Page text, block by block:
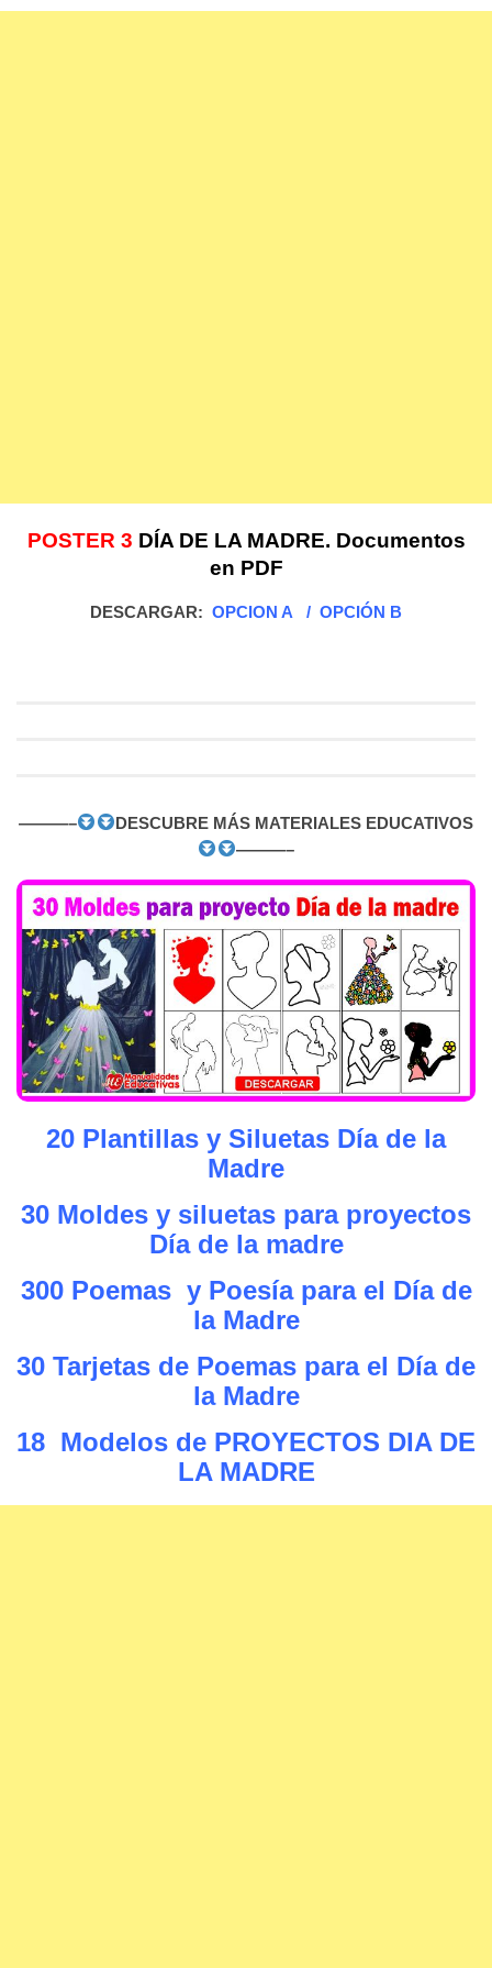
POSTER 3 DÍA DE LA MADRE. Documentos
en PDF
DESCARGAR: OPCION A / OPCIÓN B
———–
DESCUBRE MÁS MATERIALES EDUCATIVOS
———–
20 Plantillas y Siluetas Día de la
Madre
30 Moldes y siluetas para proyectos
Día de la madre
300 Poemas y Poesía para el Día de
la Madre
30 Tarjetas de Poemas para el Día de
la Madre
18 Modelos de PROYECTOS DIA DE
LA MADRE